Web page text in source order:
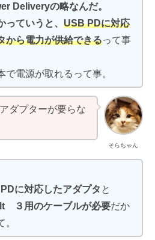
Deliveryの略なんだ。
っていうと、USB PDに対応
から電力が供給できるって事
で電源が取れるって事。
そらちゃん
ダプターが要らな
に対応したアダプタ と
３用のケーブルが必要だか
。